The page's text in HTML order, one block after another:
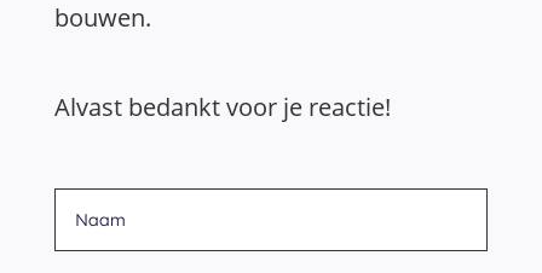
bouwen.
Alvast bedankt voor je reactie!